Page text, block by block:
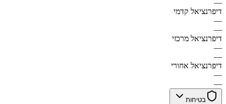
—
דיפרנציאל קדמי
—
—
דיפרנציאל מרכזי
—
—
דיפרנציאל אחורי
—
—
בטיחות